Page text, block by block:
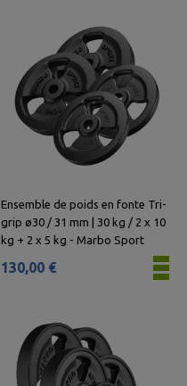
Ensemble de poids en fonte Tri-
grip ø30 / 31 mm | 30 kg / 2 x 10
kg + 2 x 5 kg - Marbo Sport
130,00 €